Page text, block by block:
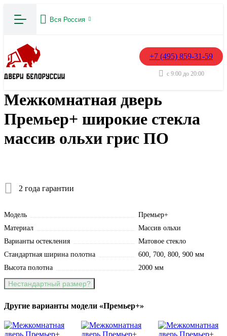
Вся Россия
+7 (495) 859-31-59
с 9:00 до 20:00
Межкомнатная дверь
Премьер+ широкие стекла
массив ольхи грис ПО
2 года гарантии
Модель
Премьер+
Материал
Массив ольхи
Варианты остекления
Матовое стекло
Стандартная ширина полотна
600, 700, 800, 900 мм
Высота полотна
2000 мм
Нестандартный размер?
Другие варианты модели «Премьер+»